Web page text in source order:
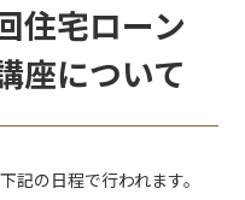
住宅ローン
座について
記の日程で行われます。